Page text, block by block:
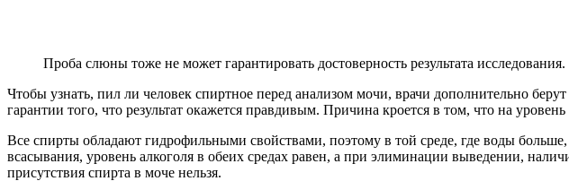
Проба слюны тоже не может гарантировать достоверность результата исследования.
Чтобы узнать, пил ли человек спиртное перед анализом мочи, врачи дополнительно
гарантии того, что результат окажется правдивым. Причина кроется в том, что на
Все спирты обладают гидрофильными свойствами, поэтому в той среде, где воды
всасывания, уровень алкоголя в обеих средах равен, а при элиминации выведении,
присутствия спирта в моче нельзя.